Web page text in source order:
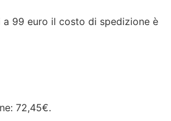
99 euro il costo di spedizione è
72,45€.